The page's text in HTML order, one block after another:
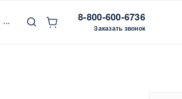
... 8-800-600-6736
Заказать звонок